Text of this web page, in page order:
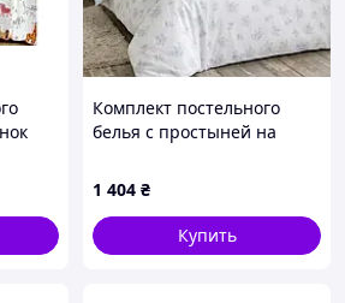
Комплект постельного
белья с простыней на
Вилюта ранфорс 26027
1 404 ₴
Купить